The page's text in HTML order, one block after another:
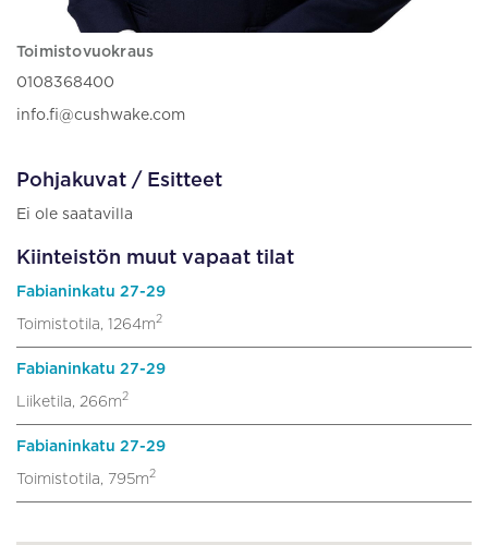
Toimistovuokraus
0108368400
info.fi@cushwake.com
Pohjakuvat / Esitteet
Ei ole saatavilla
Kiinteistön muut vapaat tilat
Fabianinkatu 27-29
Toimistotila, 1264m2
Fabianinkatu 27-29
Liiketila, 266m2
Fabianinkatu 27-29
Toimistotila, 795m2